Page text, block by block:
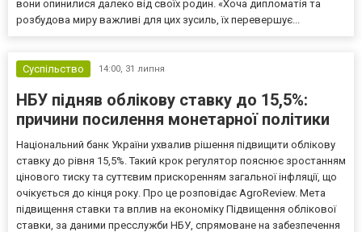
вони опинилися далеко від своїх родин. «Хоча дипломатія та
розбудова миру важливі для цих зусиль, їх перевершує...
Суспільство 14:00, 31 липня
НБУ підняв облікову ставку до 15,5%:
причини посилення монетарної політики
Національний банк України ухвалив рішення підвищити облікову
ставку до рівня 15,5%. Такий крок регулятор пояснює зростанням
цінового тиску та суттєвим прискоренням загальної інфляції, що
очікується до кінця року. Про це розповідає AgroReview. Мета
підвищення ставки та вплив на економіку Підвищення облікової
ставки, за даними пресслужби НБУ, спрямоване на забезпечення